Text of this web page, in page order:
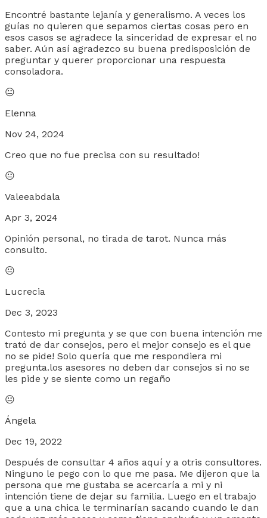
Encontré bastante lejanía y generalismo. A veces los
guías no quieren que sepamos ciertas cosas pero en
esos casos se agradece la sinceridad de expresar el no
saber. Aún así agradezco su buena predisposición de
preguntar y querer proporcionar una respuesta
consoladora.
😐
Elenna
Nov 24, 2024
Creo que no fue precisa con su resultado!
😐
Valeeabdala
Apr 3, 2024
Opinión personal, no tirada de tarot. Nunca más
consulto.
😐
Lucrecia
Dec 3, 2023
Contesto mi pregunta y se que con buena intención me
trató de dar consejos, pero el mejor consejo es el que
no se pide! Solo quería que me respondiera mi
pregunta.los asesores no deben dar consejos si no se
les pide y se siente como un regaño
😐
Ángela
Dec 19, 2022
Después de consultar 4 años aquí y a otris consultores.
Ninguno le pego con lo que me pasa. Me dijeron que la
persona que me gustaba se acercaría a mi y ni
intención tiene de dejar su familia. Luego en el trabajo
que a una chica le terminarían sacando cuando le dan